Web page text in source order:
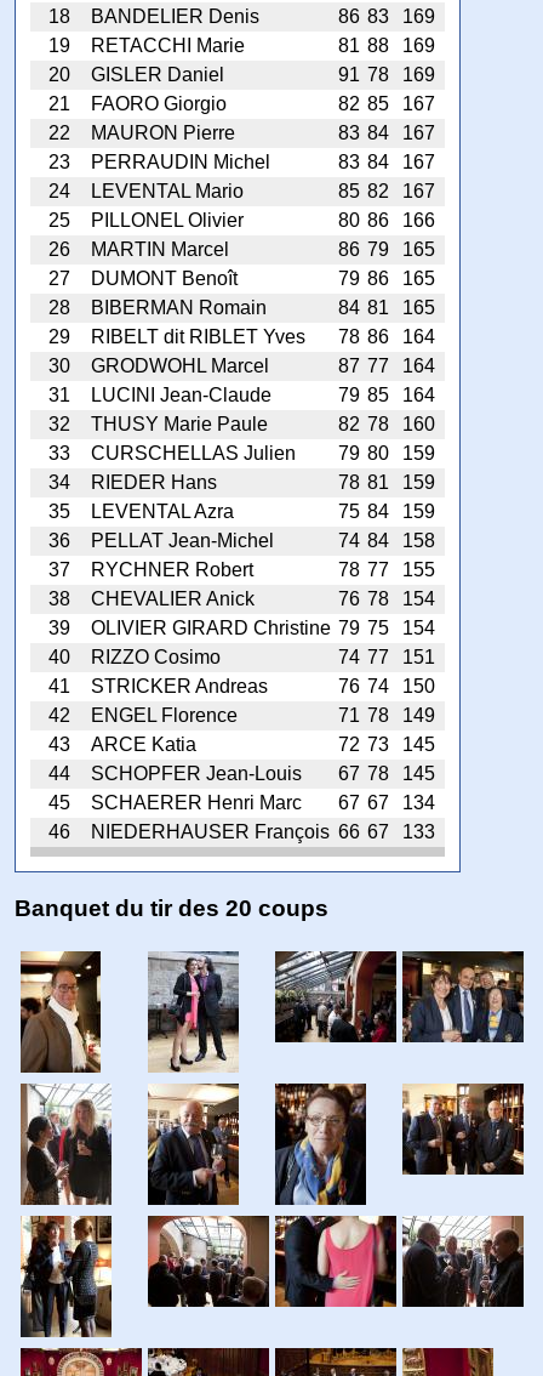
18
BANDELIER Denis 86 83
169
19
RETACCHI Marie 81 88
169
20
GISLER Daniel 91 78
169
21
FAORO Giorgio 82 85
167
22
MAURON Pierre 83 84
167
23
PERRAUDIN Michel 83 84
167
24
LEVENTAL Mario 85 82
167
25
PILLONEL Olivier 80 86
166
26
MARTIN Marcel 86 79
165
27
DUMONT Benoît 79 86
165
28
BIBERMAN Romain 84 81
165
29
RIBELT dit RIBLET Yves 78 86
164
30
GRODWOHL Marcel 87 77
164
31
LUCINI Jean-Claude 79 85
164
32
THUSY Marie Paule 82 78
160
33
CURSCHELLAS Julien 79 80
159
34
RIEDER Hans 78 81
159
35
LEVENTAL Azra 75 84
159
36
PELLAT Jean-Michel 74 84
158
37
RYCHNER Robert 78 77
155
38
CHEVALIER Anick 76 78
154
39
OLIVIER GIRARD Christine 79 75
154
40
RIZZO Cosimo 74 77
151
41
STRICKER Andreas 76 74
150
42
ENGEL Florence 71 78
149
43
ARCE Katia 72 73
145
44
SCHOPFER Jean-Louis 67 78
145
45
SCHAERER Henri Marc 67 67
134
46
NIEDERHAUSER François 66 67 133
Banquet du tir des 20 coups